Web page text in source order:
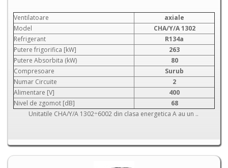
Ventilatoare
axiale
Model
CHA/Y/A 1302
Refrigerant
R134a
Putere frigorifica [kW]
263
Putere Absorbita (kW)
80
Compresoare
Surub
Numar Circuite
2
Alimentare [V]
400
Nivel de zgomot [dB]
68
Unitatile CHA/Y/A 1302÷6002 din clasa energetica A au un ..